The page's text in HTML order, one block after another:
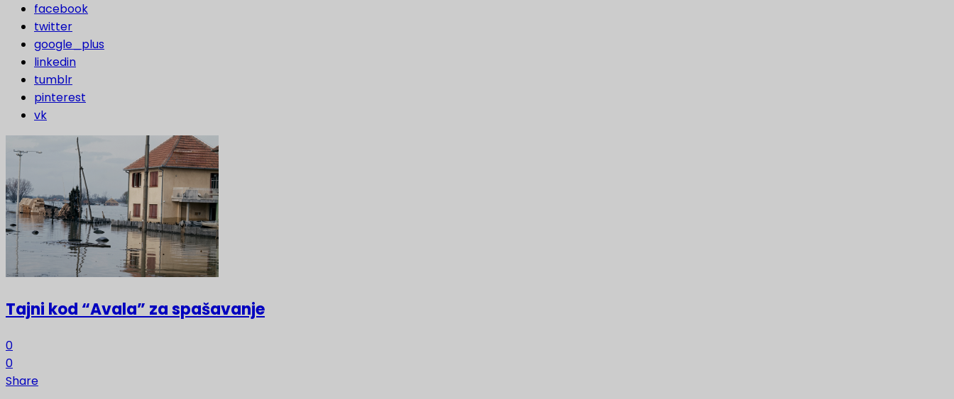
facebook
twitter
google_plus
linkedin
tumblr
pinterest
vk
Tajni kod “Avala” za spašavanje
0
0
Share